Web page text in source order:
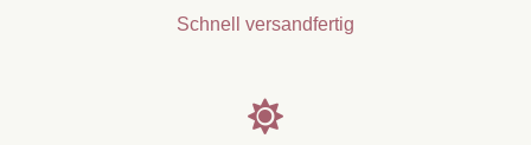
Schnell versandfertig
